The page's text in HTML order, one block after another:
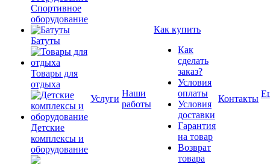
Спортивное
оборудование
Батуты
Товары для
отдыха
Детские
комплексы и
оборудование
Услуги
Наши
работы
Как купить
Как
сделать
заказ?
Условия
оплаты
Условия
доставки
Гарантия
на товар
Возврат
товара
Контакты